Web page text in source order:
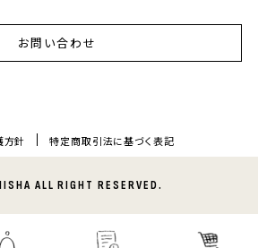
お問い合わせ
方針 特定商取引法に基づく表記
ALL RIGHT RESERVED.